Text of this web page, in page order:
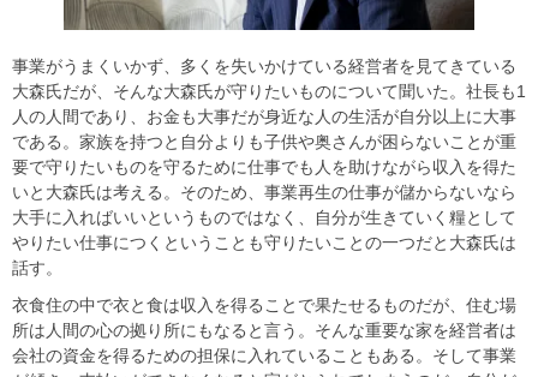
事業がうまくいかず、多くを失いかけている経営者を見てきている
大森氏だが、そんな大森氏が守りたいものについて聞いた。社長も1
人の人間であり、お金も大事だが身近な人の生活が自分以上に大事
である。家族を持つと自分よりも子供や奥さんが困らないことが重
要で守りたいものを守るために仕事でも人を助けながら収入を得た
いと大森氏は考える。そのため、事業再生の仕事が儲からないなら
大手に入ればいいというものではなく、自分が生きていく糧として
やりたい仕事につくということも守りたいことの一つだと大森氏は
話す。
衣食住の中で衣と食は収入を得ることで果たせるものだが、住む場
所は人間の心の拠り所にもなると言う。そんな重要な家を経営者は
会社の資金を得るための担保に入れていることもある。そして事業